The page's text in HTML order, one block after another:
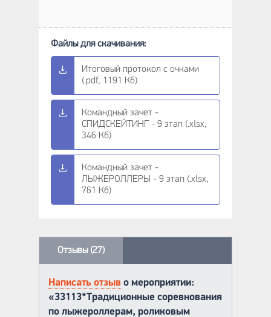
Итоговый протокол с очками
(.pdf, 1191 Кб)
Командный зачет -
СПИДСКЕЙТИНГ - 9 этап (.xlsx,
346 Кб)
Командный зачет -
ЛЫЖЕРОЛЛЕРЫ - 9 этап (.xlsx,
761 Кб)
Отзывы (27)
Написать отзыв о мероприятии:
«33113*Традиционные соревнования
по лыжероллерам, роликовым